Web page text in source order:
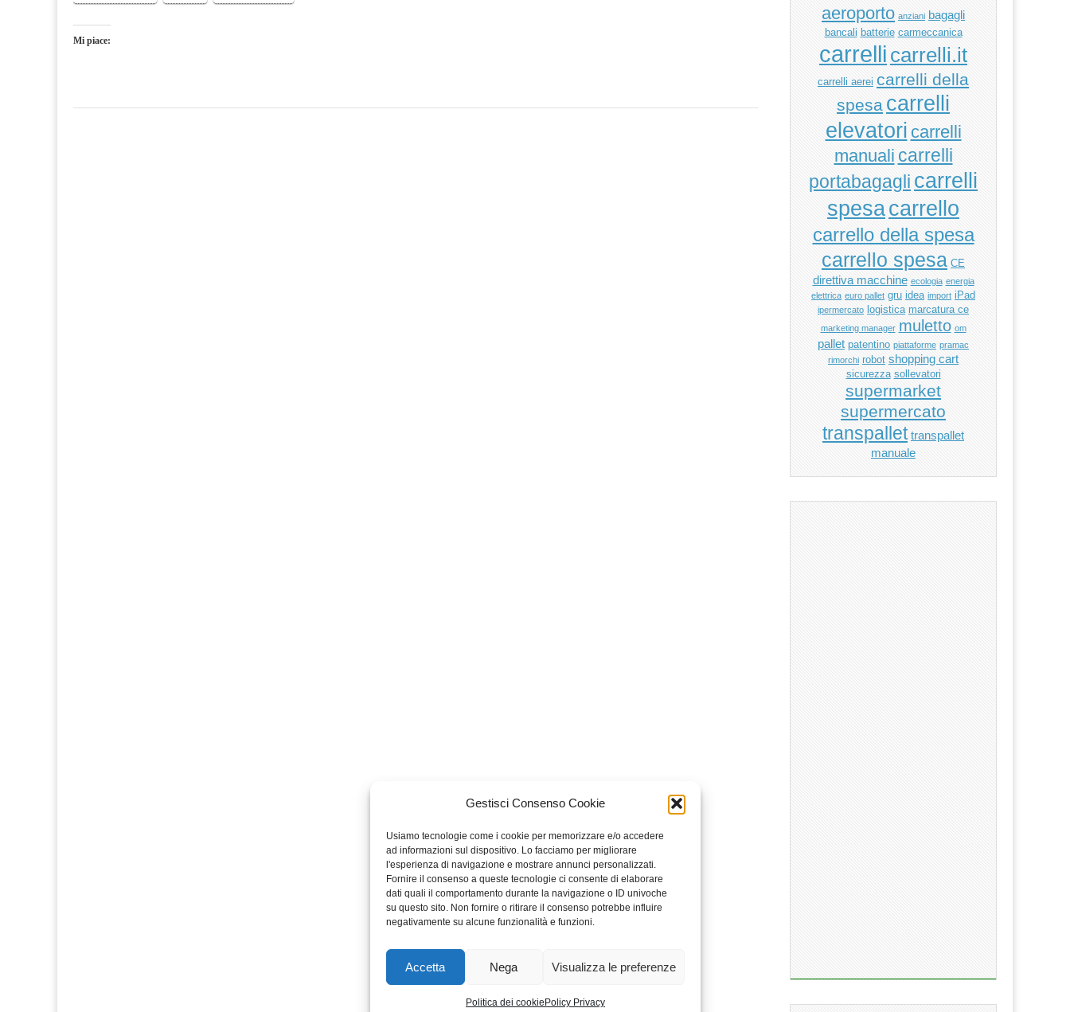
Gestisci Consenso Cookie
Usiamo tecnologie come i cookie per memorizzare e/o accedere
ad informazioni sul dispositivo. Lo facciamo per migliorare
l'esperienza di navigazione e mostrare annunci personalizzati.
Fornire il consenso a queste tecnologie ci consente di elaborare
dati quali il comportamento durante la navigazione o ID univoche
su questo sito. Non fornire o ritirare il consenso potrebbe influire
negativamente su alcune funzionalità e funzioni.
Accetta Nega Visualizza le preferenze
Politica dei cookie Policy Privacy
Mi piace:
aeroporto anziani bagagli
bancali batterie carmeccanica
carrelli carrelli.it
carrelli aerei carrelli della
spesa carrelli
elevatori carrelli
manuali carrelli
portabagagli carrelli
spesacarrello
carrello della spesa
carrello spesa CE
direttiva macchine ecologia energia
elettrica euro pallet gru idea import iPad
ipermercato logistica marcatura ce
marketing manager muletto om
pallet patentino piattaforme pramac
rimorchi robot shopping cart
sicurezza sollevatori
supermarket
supermercato
transpallet transpallet
manuale